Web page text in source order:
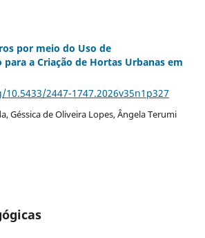
por meio do Uso de
para a Criação de Hortas Urbanas em
2447-1747.2026v35n1p327
Géssica de Oliveira Lopes, Ângela Terumi